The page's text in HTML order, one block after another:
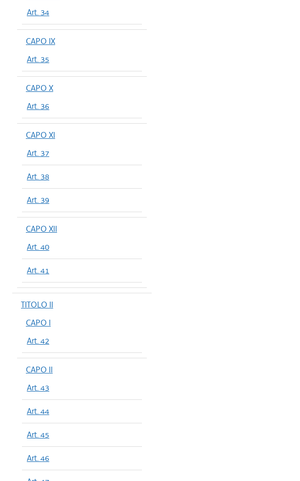
Art. 34
CAPO IX
Art. 35
CAPO X
Art. 36
CAPO XI
Art. 37
Art. 38
Art. 39
CAPO XII
Art. 40
Art. 41
TITOLO II
CAPO I
Art. 42
CAPO II
Art. 43
Art. 44
Art. 45
Art. 46